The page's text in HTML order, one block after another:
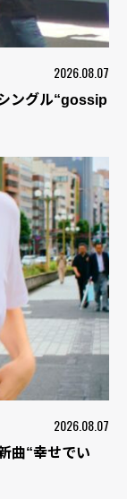
2026.08.07
ングル“gossip
2026.08.07
曲“幸せでい